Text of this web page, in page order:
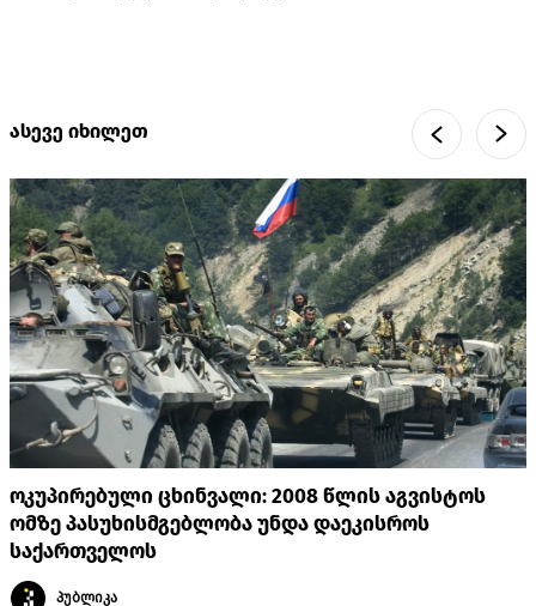
ასევე იხილეთ
ოკუპირებული ცხინვალი: 2008 წლის აგვისტოს
ომზე პასუხისმგებლობა უნდა დაეკისროს
საქართველოს
პუბლიკა